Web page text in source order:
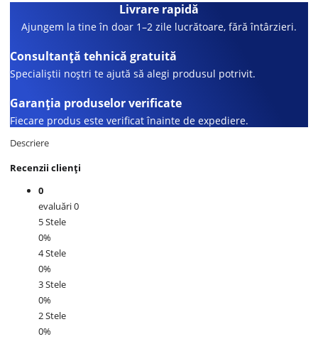
Livrare rapidă
Ajungem la tine în doar 1–2 zile lucrătoare, fără întârzieri.
Consultanță tehnică gratuită
Specialiștii noștri te ajută să alegi produsul potrivit.
Garanția produselor verificate
Fiecare produs este verificat înainte de expediere.
Descriere
Recenzii clienți
0
evaluări 0
5 Stele
0%
4 Stele
0%
3 Stele
0%
2 Stele
0%